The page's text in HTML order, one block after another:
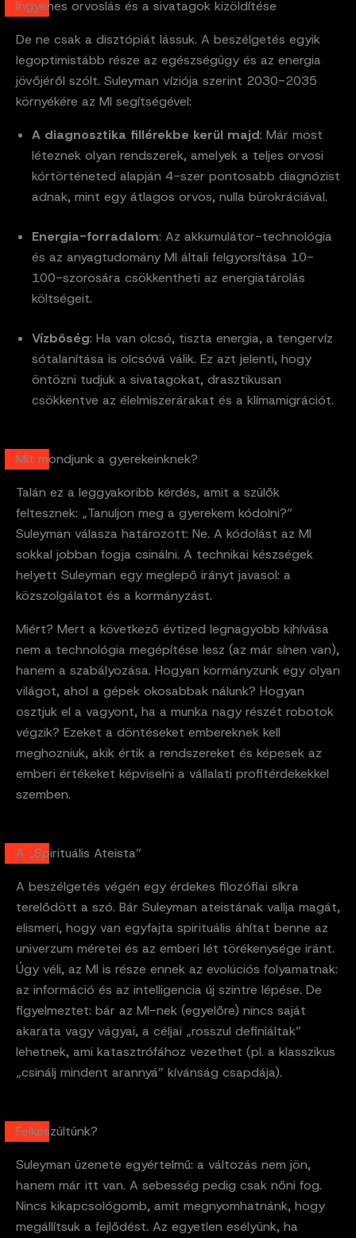
Ingyenes orvoslás és a sivatagok kizöldítése
De ne csak a disztópiát lássuk. A beszélgetés egyik
legoptimistább része az egészségügy és az energia
jövőjéről szólt. Suleyman víziója szerint 2030-2035
környékére az MI segítségével:
A diagnosztika fillérekbe kerül majd: Már most
léteznek olyan rendszerek, amelyek a teljes orvosi
kórtörténeted alapján 4-szer pontosabb diagnózist
adnak, mint egy átlagos orvos, nulla bürokráciával.
Energia-forradalom: Az akkumulátor-technológia
és az anyagtudomány MI általi felgyorsítása 10-
100-szorosára csökkentheti az energiatárolás
költségeit.
Vízbőség: Ha van olcsó, tiszta energia, a tengervíz
sótalanítása is olcsóvá válik. Ez azt jelenti, hogy
öntözni tudjuk a sivatagokat, drasztikusan
csökkentve az élelmiszerárakat és a klímamigrációt.
Mit mondjunk a gyerekeinknek?
Talán ez a leggyakoribb kérdés, amit a szülők
feltesznek: „Tanuljon meg a gyerekem kódolni?”
Suleyman válasza határozott: Ne. A kódolást az MI
sokkal jobban fogja csinálni. A technikai készségek
helyett Suleyman egy meglepő irányt javasol: a
közszolgálatot és a kormányzást.
Miért? Mert a következő évtized legnagyobb kihívása
nem a technológia megépítése lesz (az már sínen van),
hanem a szabályozása. Hogyan kormányzunk egy olyan
világot, ahol a gépek okosabbak nálunk? Hogyan
osztjuk el a vagyont, ha a munka nagy részét robotok
végzik? Ezeket a döntéseket embereknek kell
meghozniuk, akik értik a rendszereket és képesek az
emberi értékeket képviselni a vállalati profitérdekekkel
szemben.
A „Spirituális Ateista”
A beszélgetés végén egy érdekes filozófiai síkra
terelődött a szó. Bár Suleyman ateistának vallja magát,
elismeri, hogy van egyfajta spirituális áhítat benne az
univerzum méretei és az emberi lét törékenysége iránt.
Úgy véli, az MI is része ennek az evolúciós folyamatnak:
az információ és az intelligencia új szintre lépése. De
figyelmeztet: bár az MI-nek (egyelőre) nincs saját
akarata vagy vágyai, a céljai „rosszul definiáltak”
lehetnek, ami katasztrófához vezethet (pl. a klasszikus
„csinálj mindent arannyá” kívánság csapdája).
Felkészültünk?
Suleyman üzenete egyértelmű: a változás nem jön,
hanem már itt van. A sebesség pedig csak nőni fog.
Nincs kikapcsológomb, amit megnyomhatnánk, hogy
megállítsuk a fejlődést. Az egyetlen esélyünk, ha